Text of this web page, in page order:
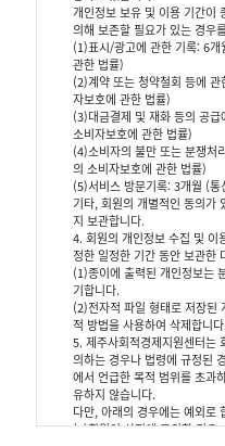
개인정보 보유 및 이용 기간이
의해 보존할 필요가 있는 경우
(1)표시/광고에 관한 기록: 6개
관한 법률)
(2)계약 또는 청약철회 등에
자보호에 관한 법률)
(3)대금결제 및 재화 등의 공
소비자보호에 관한 법률)
(4)소비자의 불만 또는 분쟁처
의 소비자보호에 관한 법률)
(5)서비스 방문기록: 3개월 (통
기타, 회원의 개별적인 동의가
지 보관합니다.
4. 회원의 개인정보 수집 및 이
정한 일정한 기간 동안 보관한
(1)종이에 출력된 개인정보는
기합니다.
(2)전자적 파일 형태로 저장된
적 방법을 사용하여 삭제합니다.
5. 제주사회적경제지원센터는
의하는 경우나 법령에 규정된
에서 언급한 목적 범위를 초과
유하지 않습니다.
다만, 아래의 경우에는 예외로
(1)회원이 사전에 동의한 경우